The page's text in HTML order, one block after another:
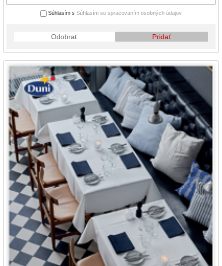
Súhlasím s Súhlasím so spracovaním osobných údajov
Odobrať Pridať